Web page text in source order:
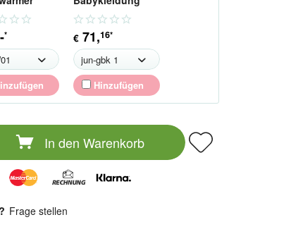
für
*
Starter Set Gr.62
€ 71,16*
Hinzufügen
In den Warenkorb
Frage stellen